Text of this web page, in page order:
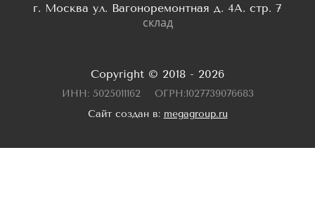
г. Москва ул. Вагоноремонтная д. 4А. стр. 7
склад
Copyright © 2018 - 2026
ИНН: 5025011162
ОГРН:1027739076683
Сайт создан в: megagroup.ru